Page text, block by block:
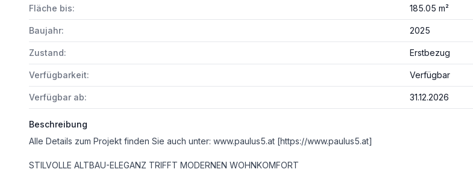
Fläche bis: 185.05 m²
Baujahr: 2025
Zustand: Erstbezug
Verfügbarkeit: Verfügbar
Verfügbar ab: 31.12.2026
Beschreibung
Alle Details zum Projekt finden Sie auch unter: www.paulus5.at [https://www.paulus5.at]
STILVOLLE ALTBAU-ELEGANZ TRIFFT MODERNEN WOHNKOMFORT